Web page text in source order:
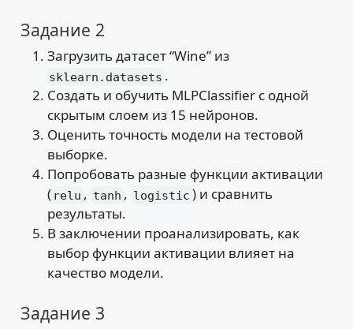
Задание 2
Загрузить датасет “Wine” из
sklearn.datasets .
Создать и обучить MLPClassifier с одной
скрытым слоем из 15 нейронов.
Оценить точность модели на тестовой
выборке.
Попробовать разные функции активации
( relu , tanh , logistic ) и сравнить
результаты.
В заключении проанализировать, как
выбор функции активации влияет на
качество модели.
Задание 3